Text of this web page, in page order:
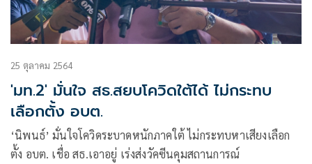
25 ตุลาคม 2564
'มท.2' มั่นใจ สธ.สยบโควิดใต้ได้ ไม่กระทบ
เลือกตั้ง อบต.
‘นิพนธ์’ มั่นใจโควิดระบาดหนักภาคใต้ ไม่กระทบหาเสียงเลือก
ตั้ง อบต. เชื่อ สธ.เอาอยู่ เร่งส่งวัคซีนคุมสถานการณ์